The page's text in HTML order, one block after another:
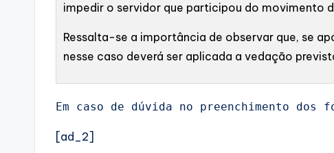
impedir o servidor que participou do movimento
Ressalta-se a importância de observar que, se
nesse caso deverá ser aplicada a vedação
Em caso de dúvida no preenchimento
[ad_2]